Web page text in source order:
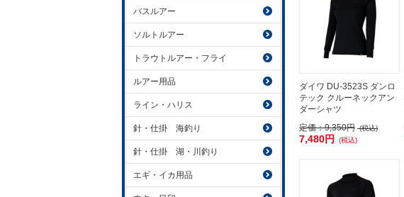
ダイワ DU-3523S ダンロ
テック クルーネックアン
ダーシャツ
定価：9,350円 (税込)
7,480円 (税込)
バスルアー
ソルトルアー
トラウトルアー・フライ
ルアー用品
ライン・ハリス
針・仕掛 海釣り
針・仕掛 湖・川釣り
エギ・イカ用品